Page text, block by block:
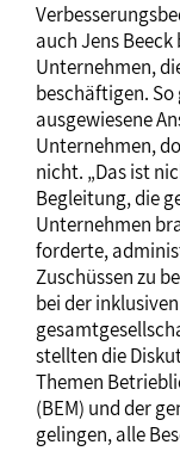
auch Jens
Unternehmen,
beschäftigen.
ausgewiesene
Unternehmen,
nicht. „Das ist
Begleitung, die
Unternehmen
forderte,
Zuschüssen zu
bei der
stellten die
Themen
(BEM) und der
gelingen, alle